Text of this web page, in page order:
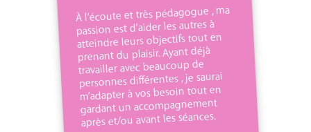
À l’écoute et très pédagogue , ma
passion est d’aider les autres à
atteindre leurs objectifs tout en
prenant du plaisir. Ayant déjà
travailler avec beaucoup de
personnes différentes , je saurai
m’adapter à vos besoin tout en
gardant un accompagnement
après et/ou avant les séances.